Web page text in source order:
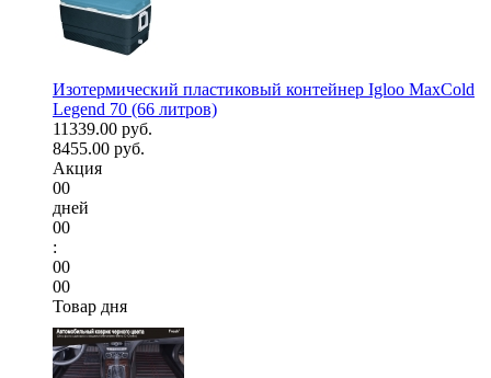
Изотермический пластиковый контейнер Igloo MaxCold
Legend 70 (66 литров)
11339.00 руб.
8455.00 руб.
Акция
00
дней
00
:
00
00
Товар дня